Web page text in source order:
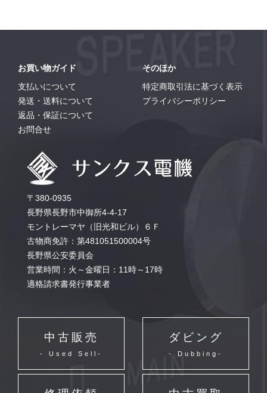
お買い物ガイド
支払いについて
発送・送料について
返品・保証について
お問合せ
そのほか
特定商取引法に基づく表示
プライバシーポリシー
〒380-0935
長野県長野市中御所4-4-17
モントレーマヤ（旧光和ビル）６Ｆ
古物商免許：第481051500004号
長野県公安委員会
営業時間：火～金曜日：11時～17時
適格請求書発行事業者
中古販売
- Used Sell-
ダビング
- Dubbing-